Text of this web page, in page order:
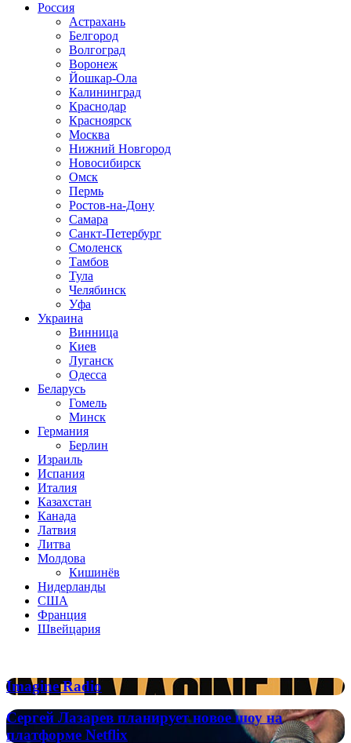
Россия
Астрахань
Белгород
Волгоград
Воронеж
Йошкар-Ола
Калининград
Краснодар
Красноярск
Москва
Нижний Новгород
Новосибирск
Омск
Пермь
Ростов-на-Дону
Самара
Санкт-Петербург
Смоленск
Тамбов
Тула
Челябинск
Уфа
Украина
Винница
Киев
Луганск
Одесса
Беларусь
Гомель
Минск
Германия
Берлин
Израиль
Испания
Италия
Казахстан
Канада
Латвия
Литва
Молдова
Кишинёв
Нидерланды
США
Франция
Швейцария
Imagine
Radio
Imagine Radio
Сергей
Лазарев
Сергей Лазарев планирует новое шоу на
платформе Netflix